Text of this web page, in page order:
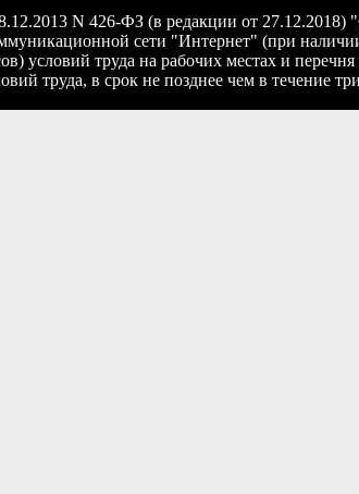
N 426-ФЗ (в редакции от
сети "Интернет" (при
условий труда на рабочих местах и
труда, в срок не позднее чем в течение